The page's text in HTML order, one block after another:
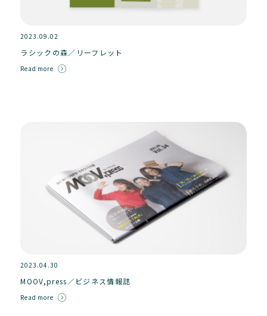
2023.09.02
ラシックの森／リーフレット
Read more
2023.04.30
MOOV,press／ビジネス情報誌
Read more